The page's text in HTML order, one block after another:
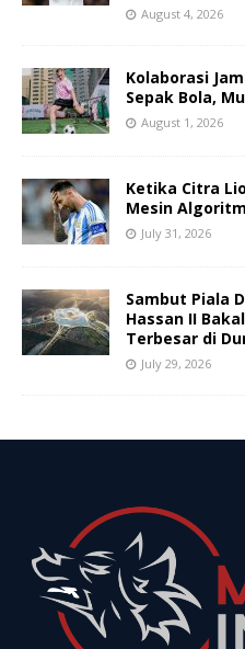
August 4, 2026
Kolaborasi
Sepak Bola,
August 1, 2026
Ketika Citra
Mesin
July 31, 2026
Sambut Piala
Hassan II
Terbesar di
July 29, 2026